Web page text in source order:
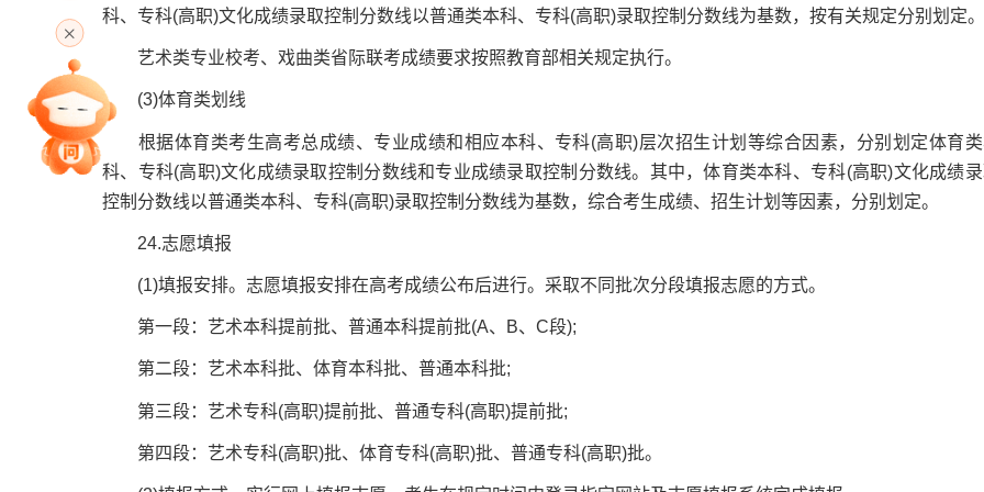
专家指导课
科、专科(高职)文化成绩录取控制分数线以普通类本科、专科(高职)录取控制分数线为基数，按有关规定分别划定。
艺术类专业校考、戏曲类省际联考成绩要求按照教育部相关规定执行。
(3)体育类划线
根据体育类考生高考总成绩、专业成绩和相应本科、专科(高职)层次招生计划等综合因素，分别划定体育
科、专科(高职)文化成绩录取控制分数线和专业成绩录取控制分数线。其中，体育类本科、专科(高职)文化成绩
控制分数线以普通类本科、专科(高职)录取控制分数线为基数，综合考生成绩、招生计划等因素，分别划定。
24.志愿填报
(1)填报安排。志愿填报安排在高考成绩公布后进行。采取不同批次分段填报志愿的方式。
第一段：艺术本科提前批、普通本科提前批(A、B、C段);
第二段：艺术本科批、体育本科批、普通本科批;
第三段：艺术专科(高职)提前批、普通专科(高职)提前批;
第四段：艺术专科(高职)批、体育专科(高职)批、普通专科(高职)批。